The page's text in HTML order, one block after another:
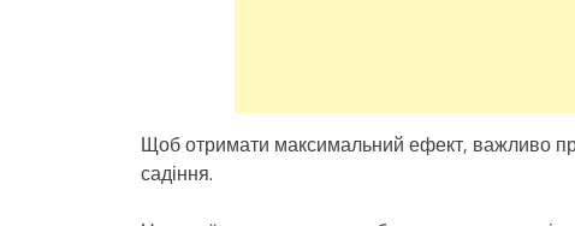
Щоб отримати максимальний ефект, важливо
садіння.